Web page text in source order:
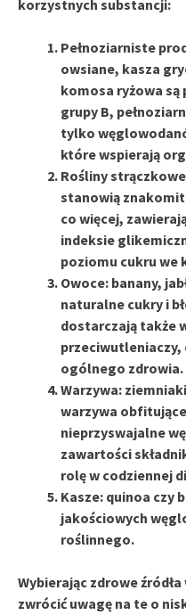
korzystnych substancji:
Pełnoziarniste
owsiane, kasza
komosa ryżowa są
grupy B,
tylko
które wspierają
Rośliny strączkowe
stanowią
co więcej,
indeksie
poziomu cukru we
Owoce: banany,
naturalne cukry i
dostarczają także
przeciwutleniaczy,
ogólnego zdrowia.
Warzywa:
warzywa
nieprzyswajalne
zawartości
rolę w codziennej
Kasze: quinoa czy
jakościowych
roślinnego.
Wybierając zdrowe
zwrócić uwagę na te o